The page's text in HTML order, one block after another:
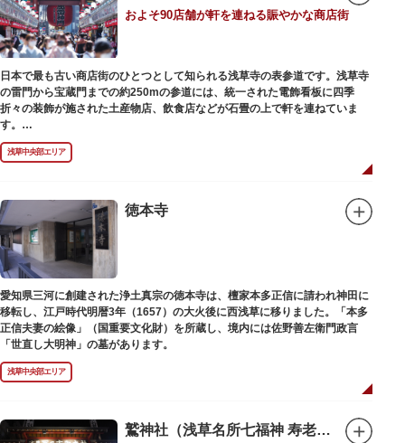
およそ90店舗が軒を連ねる賑やかな商店街
日本で最も古い商店街のひとつとして知られる浅草寺の表参道です。浅草寺
の雷門から宝蔵門までの約250mの参道には、統一された電飾看板に四季
折々の装飾が施された土産物店、飲食店などが石畳の上で軒を連ねていま
す。
人形焼や手焼きせんべいをはじめ、団子や揚げまんじゅう、雷おこしなどの
銘菓、和傘や扇子など伝統工芸品も並び、歩いているだけで浅草らしさを感
じる場所です。江戸文化を感じる粋な商品の数々は、海外からの観光客にも
ての味を堪能できるのも魅力。下町っ子の威勢の良い売り声が飛び交うな
か、お気に入りのお土産探しをお楽しみください。
浅草中央部エリア
徳本寺
愛知県三河に創建された浄土真宗の徳本寺は、檀家本多正信に請われ神田に
移転し、江戸時代明暦3年（1657）の大火後に西浅草に移りました。「本多
正信夫妻の絵像」（国重要文化財）を所蔵し、境内には佐野善左衛門政言
「世直し大明神」の墓があります。
浅草中央部エリア
鷲神社（浅草名所七福神 寿老人）